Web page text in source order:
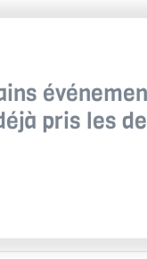
pris les